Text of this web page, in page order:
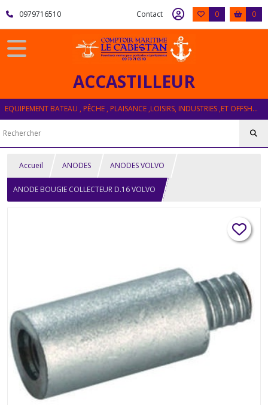
0979716510 Contact 0 0
ACCASTILLEUR
EQUIPEMENT BATEAU , PÊCHE , PLAISANCE ,LOISIRS, INDUSTRIES ,ET OFFSHORE
Accueil ANODES ANODES VOLVO
ANODE BOUGIE COLLECTEUR D.16 VOLVO